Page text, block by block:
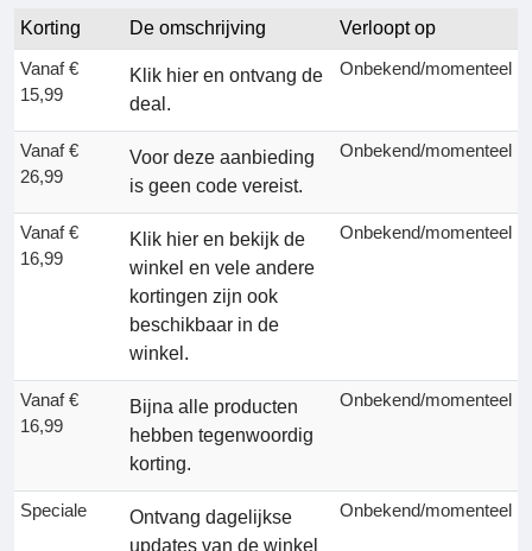
Korting De omschrijving
Verloopt op
Vanaf €
15,99
Klik hier en ontvang de
deal.
Onbekend/momenteel
Vanaf €
26,99
Voor deze aanbieding
is geen code vereist.
Onbekend/momenteel
Vanaf €
16,99
Klik hier en bekijk de
winkel en vele andere
kortingen zijn ook
beschikbaar in de
winkel.
Onbekend/momenteel
Vanaf €
16,99
Bijna alle producten
hebben tegenwoordig
korting.
Onbekend/momenteel
Speciale
Ontvang dagelijkse
updates van de winkel
Onbekend/momenteel